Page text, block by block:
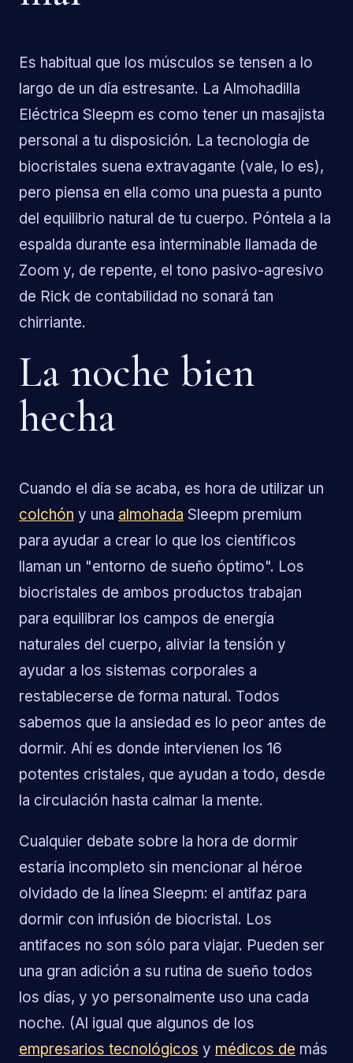
Es habitual que los músculos se tensen a lo
largo de un día estresante. La Almohadilla
Eléctrica Sleepm es como tener un masajista
personal a tu disposición. La tecnología de
biocristales suena extravagante (vale, lo es),
pero piensa en ella como una puesta a punto
del equilibrio natural de tu cuerpo. Póntela a la
espalda durante esa interminable llamada de
Zoom y, de repente, el tono pasivo-agresivo
de Rick de contabilidad no sonará tan
chirriante.
La noche bien
hecha
Cuando el día se acaba, es hora de utilizar un
colchón y una almohada Sleepm premium
para ayudar a crear lo que los científicos
llaman un "entorno de sueño óptimo". Los
biocristales de ambos productos trabajan
para equilibrar los campos de energía
naturales del cuerpo, aliviar la tensión y
ayudar a los sistemas corporales a
restablecerse de forma natural. Todos
sabemos que la ansiedad es lo peor antes de
dormir. Ahí es donde intervienen los 16
potentes cristales, que ayudan a todo, desde
la circulación hasta calmar la mente.
Cualquier debate sobre la hora de dormir
estaría incompleto sin mencionar al héroe
olvidado de la línea Sleepm: el antifaz para
dormir con infusión de biocristal. Los
antifaces no son sólo para viajar. Pueden ser
una gran adición a su rutina de sueño todos
los días, y yo personalmente uso una cada
noche. (Al igual que algunos de los
empresarios tecnológicos y médicos de más